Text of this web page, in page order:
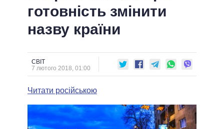
СТАТТІ
ОГЛЯДИ
ДАЙДЖЕСТИ
СУСПІЛЬСТВО
ПРЕЗИДЕНТ І ОФІС
ВЕРХОВНА РАДА
КАБІНЕТ МІНІСТРІВ
МЕРИ МІСТ
ВСІ ПЕРСОНИ
ПІДТРИМАТИ
ПОРІВНЯННЯ ПОЛІТИКІВ
готовність змінити
назву країни
СВІТ
7 лютого 2018, 01:00
Читати російською